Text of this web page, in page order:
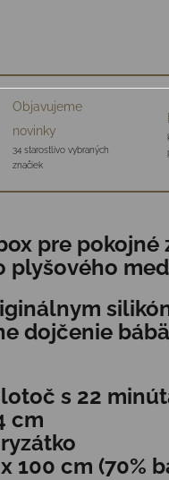
Objavujeme
novinky
34 starostlivo vybraných
značiek
pre
plyšového
dojčenie
s 22
cm
100 cm (70%